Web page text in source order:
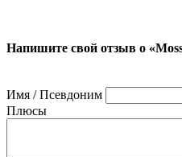
Напишите свой отзыв о
Имя / Псевдоним
Плюсы